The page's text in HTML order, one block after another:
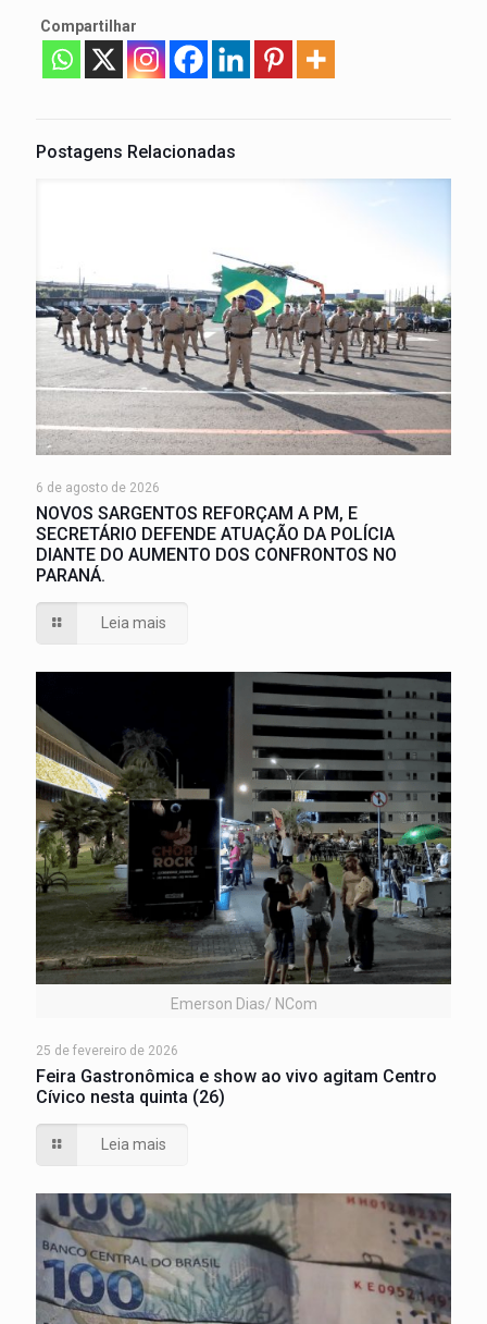
Compartilhar
Postagens Relacionadas
6 de agosto de 2026
NOVOS SARGENTOS REFORÇAM A PM, E
SECRETÁRIO DEFENDE ATUAÇÃO DA POLÍCIA
DIANTE DO AUMENTO DOS CONFRONTOS NO
PARANÁ.
Leia mais
Emerson Dias/ NCom
25 de fevereiro de 2026
Feira Gastronômica e show ao vivo agitam Centro
Cívico nesta quinta (26)
Leia mais